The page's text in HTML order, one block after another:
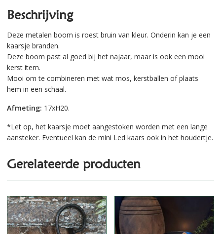
Beschrijving
Deze metalen boom is roest bruin van kleur. Onderin kan je een
kaarsje branden.
Deze boom past al goed bij het najaar, maar is ook een mooi
kerst item.
Mooi om te combineren met wat mos, kerstballen of plaats
hem in een schaal.
Afmeting: 17xH20.
*Let op, het kaarsje moet aangestoken worden met een lange
aansteker. Eventueel kan de mini Led kaars ook in het houdertje.
Gerelateerde producten